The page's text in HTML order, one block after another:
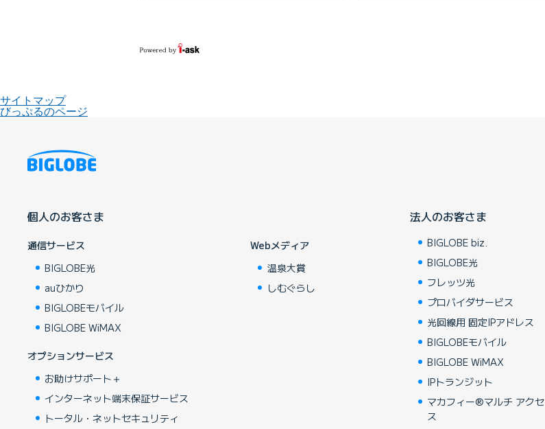
サイトマップ
びっぷるのページ
個人のお客さま
通信サービス
BIGLOBE光
auひかり
BIGLOBEモバイル
BIGLOBE WiMAX
オプションサービス
お助けサポート＋
インターネット端末保証サービス
トータル・ネットセキュリティ
Webメディア
温泉大賞
しむぐらし
法人のお客さま
BIGLOBE biz.
BIGLOBE光
フレッツ光
プロバイダサービス
光回線用 固定IPアドレス
BIGLOBEモバイル
BIGLOBE WiMAX
IPトランジット
マカフィー®マルチ アクセ
ス